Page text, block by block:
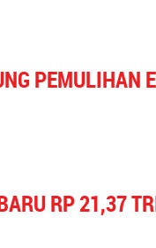
PEMULIHAN
RP 21,37